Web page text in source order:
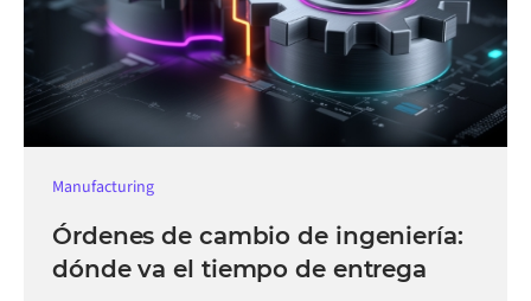
Manufacturing
Órdenes de cambio de ingeniería:
dónde va el tiempo de entrega